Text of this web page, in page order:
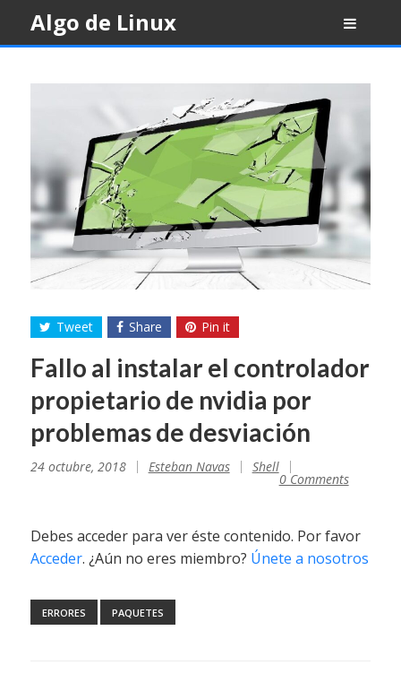
content
Algo de Linux
Tweet Share Pin it
Fallo al instalar el controlador
propietario de nvidia por
problemas de desviación
24 octubre, 2018 Esteban Navas Shell
0 Comments
Debes acceder para ver éste contenido. Por favor
Acceder. ¿Aún no eres miembro? Únete a nosotros
ERRORES PAQUETES